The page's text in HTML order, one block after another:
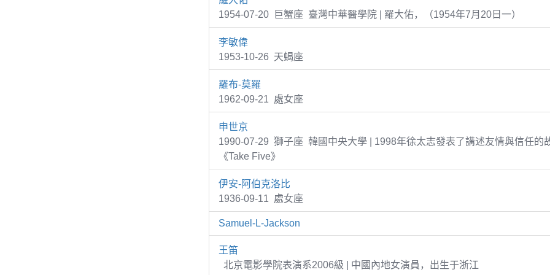
1954-07-20 巨蟹座 臺灣中華醫學院 | 羅大佑，（1954年7月20日一）
李敏偉
1953-10-26 天蝎座
羅布-莫羅
1962-09-21 處女座
申世京
1990-07-29 獅子座 韓國中央大學 | 1998年徐太志發表了講述友情與信任的
《Take Five》
伊安-阿伯克洛比
1936-09-11 處女座
Samuel-L-Jackson
王笛
北京電影學院表演系2006級 | 中國內地女演員，出生于浙江